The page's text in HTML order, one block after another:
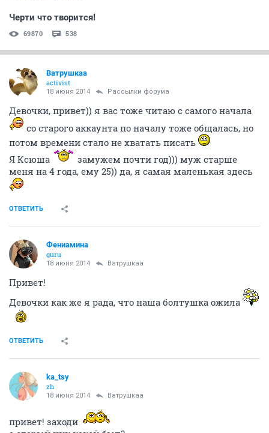
Черти что творится!
69870 538
Ватрушкаа
activist
18 июня 2014 Рассылки форума
Девочки, привет)) я вас тоже читаю с самого начала
со старого аккаунта по началу тоже общалась, но
потом времени стало не хватать писать
Я Ксюша
замужем почти год))) муж старше
меня на 4 года, ему 25)) да, я самая маленькая здесь
ОТВЕТИТЬ
Фениамина
guru
18 июня 2014 Ватрушкаа
Привет!
Девочки как же я рада, что наша болтушка ожила
ОТВЕТИТЬ
ka_tsy
zh
18 июня 2014 Ватрушкаа
привет! заходи